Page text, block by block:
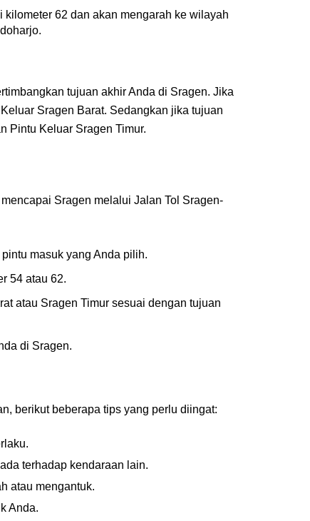
kilometer 62 dan akan mengarah ke wilayah
tujuan akhir Anda di Sragen. Jika
Sragen Barat. Sedangkan jika tujuan
Pintu Keluar Sragen Timur.
Sragen melalui Jalan Tol Sragen-
masuk yang Anda pilih.
54 atau 62.
atau Sragen Timur sesuai dengan tujuan
di Sragen.
berikut beberapa tips yang perlu diingat:
terhadap kendaraan lain.
atau mengantuk.
Anda.